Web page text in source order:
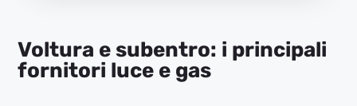
Voltura e subentro: i principali
fornitori luce e gas